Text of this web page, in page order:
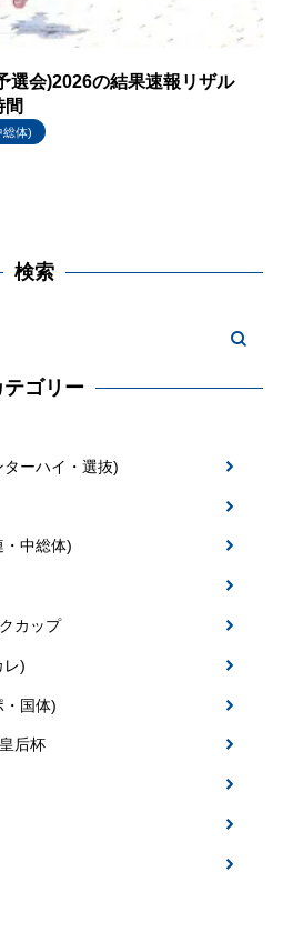
選会)2026の結果速報リザル
間
総体)
検索
テゴリー
ーハイ・選抜)
中総体)
カップ
レ)
・国体)
后杯